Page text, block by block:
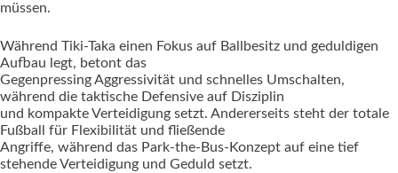
müssen.
Während Tiki-Taka einen Fokus auf Ballbesitz und geduldigen
Aufbau legt, betont das
Gegenpressing Aggressivität und schnelles Umschalten,
während die taktische Defensive auf Disziplin
und kompakte Verteidigung setzt. Andererseits steht der totale
Fußball für Flexibilität und fließende
Angriffe, während das Park-the-Bus-Konzept auf eine tief
stehende Verteidigung und Geduld setzt.